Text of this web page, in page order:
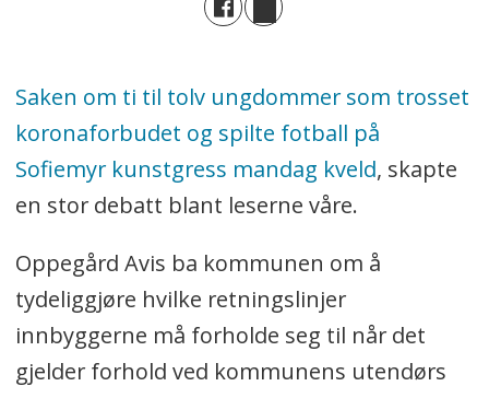
Saken om ti til tolv ungdommer som trosset
koronaforbudet og spilte fotball på
Sofiemyr kunstgress mandag kveld, skapte
en stor debatt blant leserne våre.
Oppegård Avis ba kommunen om å
tydeliggjøre hvilke retningslinjer
innbyggerne må forholde seg til når det
gjelder forhold ved kommunens utendørs